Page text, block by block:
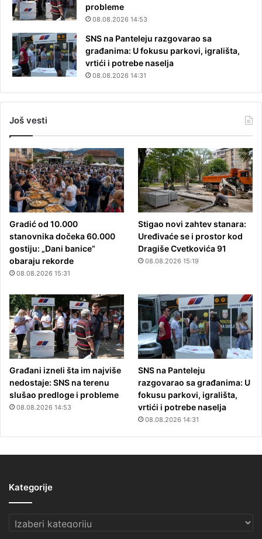
probleme
08.08.2026 14:53
SNS na Panteleju razgovarao sa
građanima: U fokusu parkovi, igrališta,
vrtići i potrebe naselja
08.08.2026 14:31
Još vesti
Gradić od 10.000
stanovnika dočeka 60.000
gostiju: „Dani banice“
obaraju rekorde
08.08.2026 15:31
Stigao novi zahtev stanara:
Uređivaće se i prostor kod
Dragiše Cvetkovića 91
08.08.2026 15:19
Građani izneli šta im najviše
nedostaje: SNS na terenu
slušao predloge i probleme
08.08.2026 14:53
SNS na Panteleju
razgovarao sa građanima: U
fokusu parkovi, igrališta,
vrtići i potrebe naselja
08.08.2026 14:31
Kategorije
Kategorije